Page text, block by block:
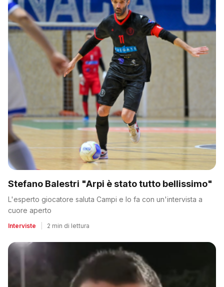
Stefano Balestri "Arpi è stato tutto bellissimo"
L'esperto giocatore saluta Campi e lo fa con un'intervista a
cuore aperto
Interviste 2 min di lettura